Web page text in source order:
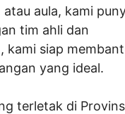
aula, kami
tim ahli dan
kami siap
yang ideal.
terletak di